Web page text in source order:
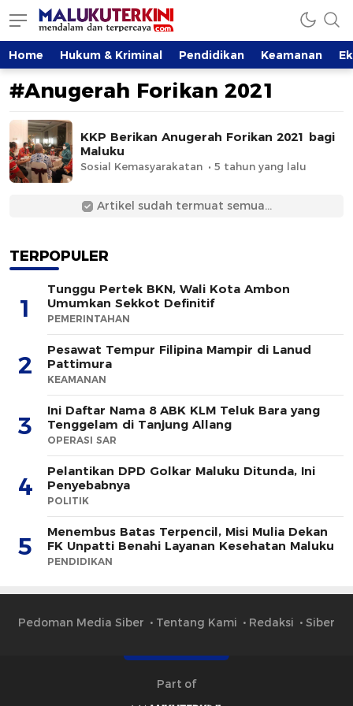
MalukuTerkini.com
Terkini, Mendalam dan Terpercaya
Home Hukum & Kriminal Pendidikan Keamanan
#Anugerah Forikan 2021
KKP Berikan Anugerah Forikan 2021 bagi
Maluku
Sosial Kemasyarakatan 5 tahun yang lalu
Artikel sudah termuat semua...
TERPOPULER
1
Tunggu Pertek BKN, Wali Kota Ambon
Umumkan Sekkot Definitif
PEMERINTAHAN
2
Pesawat Tempur Filipina Mampir di Lanud
Pattimura
KEAMANAN
3
Ini Daftar Nama 8 ABK KLM Teluk Bara yang
Tenggelam di Tanjung Allang
OPERASI SAR
4
Pelantikan DPD Golkar Maluku Ditunda, Ini
Penyebabnya
POLITIK
5
Menembus Batas Terpencil, Misi Mulia Dekan
FK Unpatti Benahi Layanan Kesehatan Maluku
PENDIDIKAN
Pedoman Media Siber Tentang Kami Redaksi Siber
Part of